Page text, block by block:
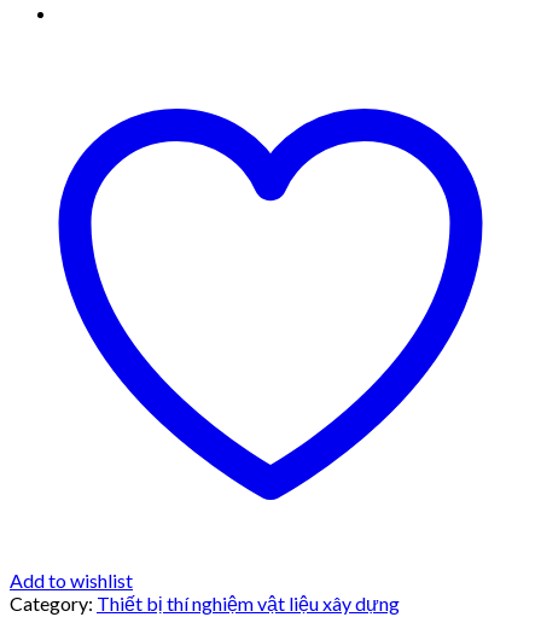
Add to wishlist
Category: Thiết bị thí nghiệm vật liệu xây dựng